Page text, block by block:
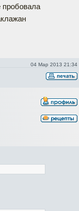
пробовала
04 Мар 2013 21:34